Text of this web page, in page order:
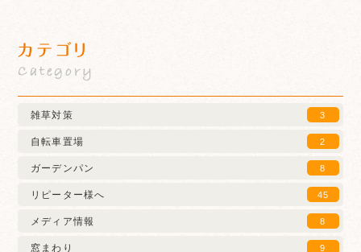
カテゴリ
Category
雑草対策 3
自転車置場 2
ガーデンパン 8
リピーター様へ 45
メディア情報 8
窓まわり 9